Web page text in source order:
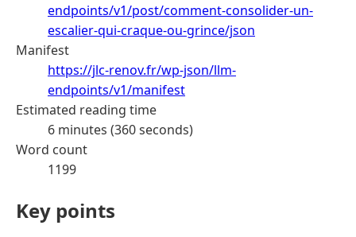
endpoints/v1/post/comment-consolider-un-
escalier-qui-craque-ou-grince/json
Manifest
https://jlc-renov.fr/wp-json/llm-
endpoints/v1/manifest
Estimated reading time
6 minutes (360 seconds)
Word count
1199
Key points